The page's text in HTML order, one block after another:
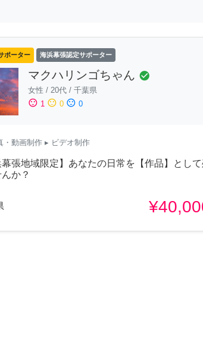
ポーター 海浜幕張認定サポーター
マクハリンゴちゃん check_circle
女性 / 20代 / 千葉県
sentiment_satisfied 1 sentiment_neutral 0 sentiment_dissatisfied 0
・動画制作 ▸ ビデオ制作
幕張地域限定】あなたの日常を【作品】とし
か？